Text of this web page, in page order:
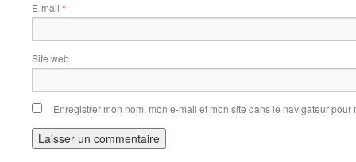
E-mail *
Site web
Enregistrer mon nom, mon e-mail et mon site dans le navigateur